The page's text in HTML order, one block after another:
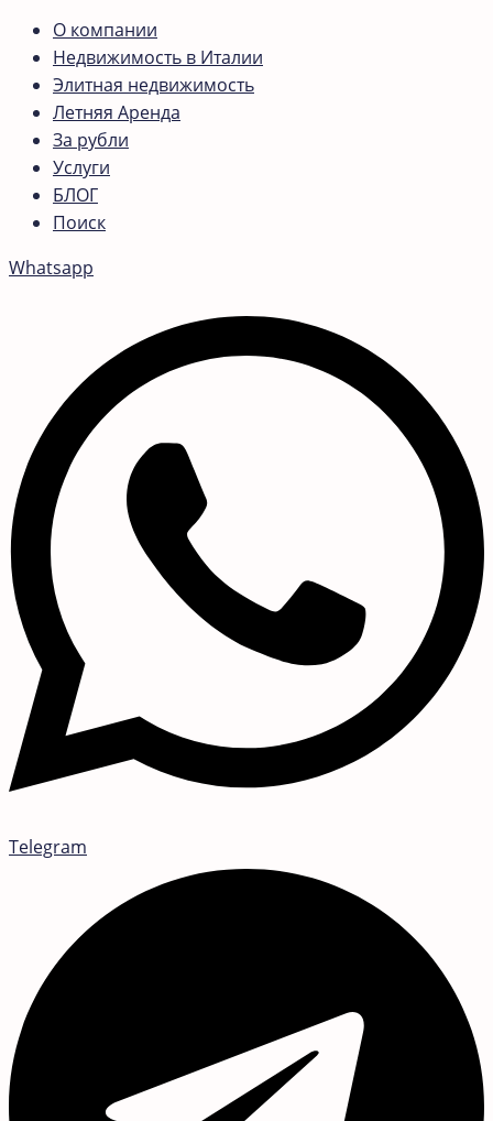
О компании
Недвижимость в Италии
Элитная недвижимость
Летняя Аренда
За рубли
Услуги
БЛОГ
Поиск
Whatsapp
Telegram